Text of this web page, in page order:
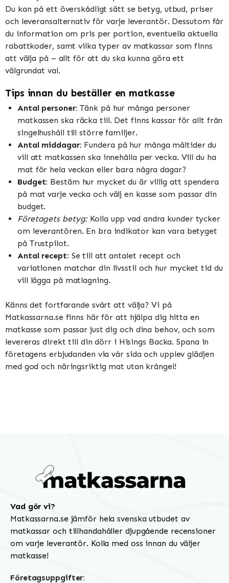
Du kan på ett överskådligt sätt se betyg, utbud, priser
och leveransalternativ för varje leverantör. Dessutom får
du information om pris per portion, eventuella aktuella
rabattkoder, samt vilka typer av matkassar som finns
att välja på – allt för att du ska kunna göra ett
välgrundat val.
Tips innan du beställer en matkasse
Antal personer: Tänk på hur många personer
matkassen ska räcka till. Det finns kassar för allt från
singelhushåll till större familjer.
Antal middagar: Fundera på hur många måltider du
vill att matkassen ska innehålla per vecka. Vill du ha
mat för hela veckan eller bara några dagar?
Budget: Bestäm hur mycket du är villig att spendera
på mat varje vecka och välj en kasse som passar din
budget.
Företagets betyg:Kolla upp vad andra kunder tycker
om leverantören. En bra indikator kan vara betyget
på Trustpilot.
Antal recept: Se till att antalet recept och
variationen matchar din livsstil och hur mycket tid du
vill lägga på matlagning.
Känns det fortfarande svårt att välja? Vi på
Matkassarna.se finns här för att hjälpa dig hitta en
matkasse som passar just dig och dina behov, och som
levereras direkt till din dörr i Hisings Backa. Spana in
företagens erbjudanden via vår sida och upplev glädjen
med god och näringsriktig mat utan krångel!
Vad gör vi?
Matkassarna.se jämför hela svenska utbudet av
matkassar och tillhandahåller djupgående recensioner
om varje leverantör. Kolla med oss innan du väljer
matkasse!
Företagsuppgifter: